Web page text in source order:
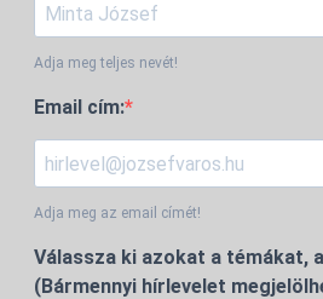
Adja meg teljes nevét!
Email cím:
Adja meg az email címét!
Válassza ki azokat a témákat,
(Bármennyi hírlevelet